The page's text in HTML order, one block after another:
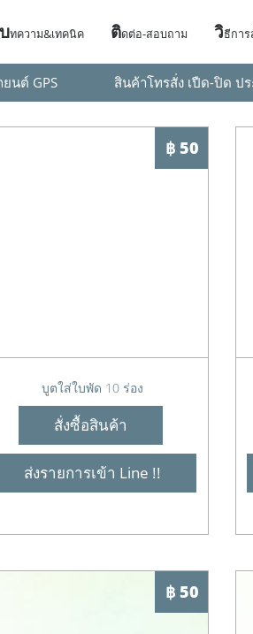
บทความ&เทคนิค ติดต่อ-สอบถาม วิธีกา
นต์ GPS สินค้าโทรสั่ง เปืด-ปิด ป
฿ 50
บูตใส่ใบพัด 10 ร่อง
สั่งซื้อสินค้า
ส่งรายการเข้า Line !!
฿ 50